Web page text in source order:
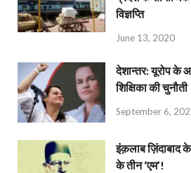
विज्ञप्ति
June 13, 2020
देशान्‍तर: यूरोप के
शिक्षिका की चुनौती
September 6,
इंक़लाब ज़िंदाबाद
के तीन ‘एम’!